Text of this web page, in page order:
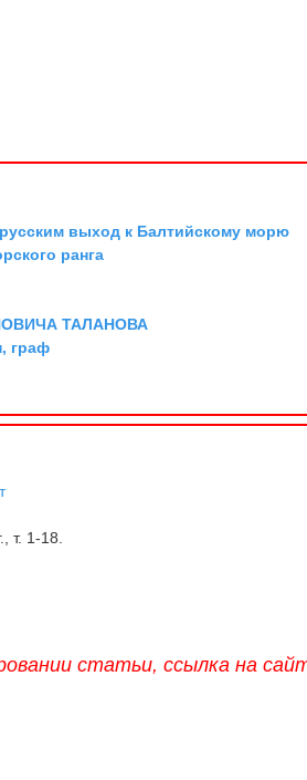
выход к Балтийскому морю
ранга
ТАЛАНОВА
граф
т. 1-18.
статьи, ссылка на